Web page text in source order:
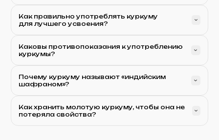
Как правильно употреблять куркуму
для лучшего усвоения?
Каковы противопоказания к употреблению
куркумы?
Почему куркуму называют «индийским
шафраном»?
Как хранить молотую куркуму, чтобы она не
потеряла свойства?